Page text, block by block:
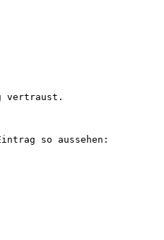
vertraust.
so aussehen: